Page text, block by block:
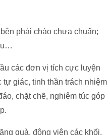
phải chào chưa chuẩn;
các đơn vị tích cực luyện
tự giác, tinh thần trách nhiệm
chặt chẽ, nghiêm túc góp
quà, động viên các khối.